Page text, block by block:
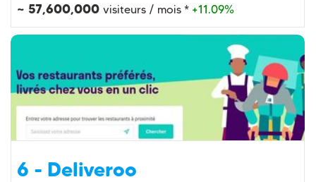
~ 57,600,000 visiteurs / mois * +11.09%
6 - Deliveroo